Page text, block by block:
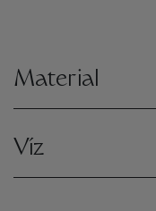
Material
Víz